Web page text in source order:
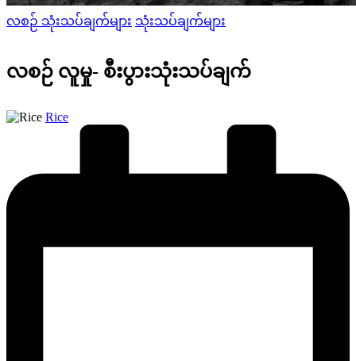
Posted
in
လစဉ် သုံးသပ်ချက်များ သုံးသပ်ချက်များ
လစဉ် လူမှု- စီးပွားသုံးသပ်ချက်
Posted Rice